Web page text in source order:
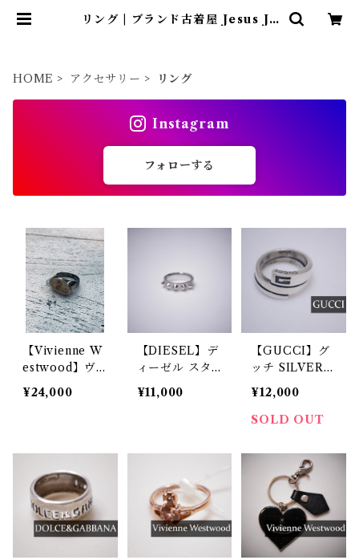
リング | ブランド古着屋 Jesus Ju
HOME アクセサリー リング
Instagram
フォローする
【Vivienne W
estwood】ヴ
ィヴィアンウエ
ストウッド 廃
25 M gold
¥24,000
【DIESEL】デ
ィーゼル スタ
ッズスパイク装
飾メタルリング
¥11,000
【GUCCI】グ
ッチ SILVER9
25 Gロゴモチ
ーフ エアカッ
トリング
¥12,000
SOLD OUT